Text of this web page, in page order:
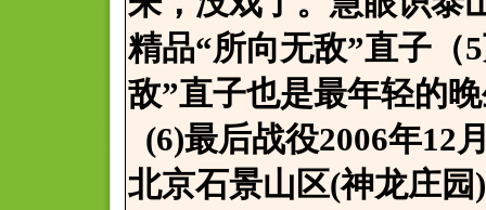
精品“所向无敌”直子（
敌”直子也是最年轻的
(6)最后战役2006年12
北京石景山区(神龙庄